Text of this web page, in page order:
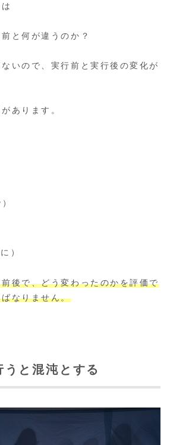
と何が違うのか？
いので、実行前と実行後の変化が
あります。
）
後で、どう変わったのかを評価で
なりません。
と混沌とする